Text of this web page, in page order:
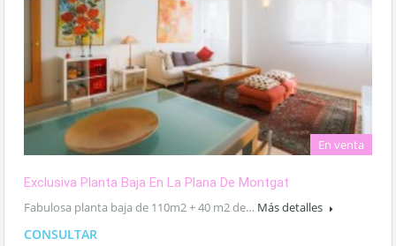
En venta
Exclusiva Planta Baja En La Plana De Montgat
Fabulosa planta baja de 110m2 + 40 m2 de… Más detalles
CONSULTAR